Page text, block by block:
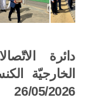
دائرة
الخارجيّة
26/05/2026